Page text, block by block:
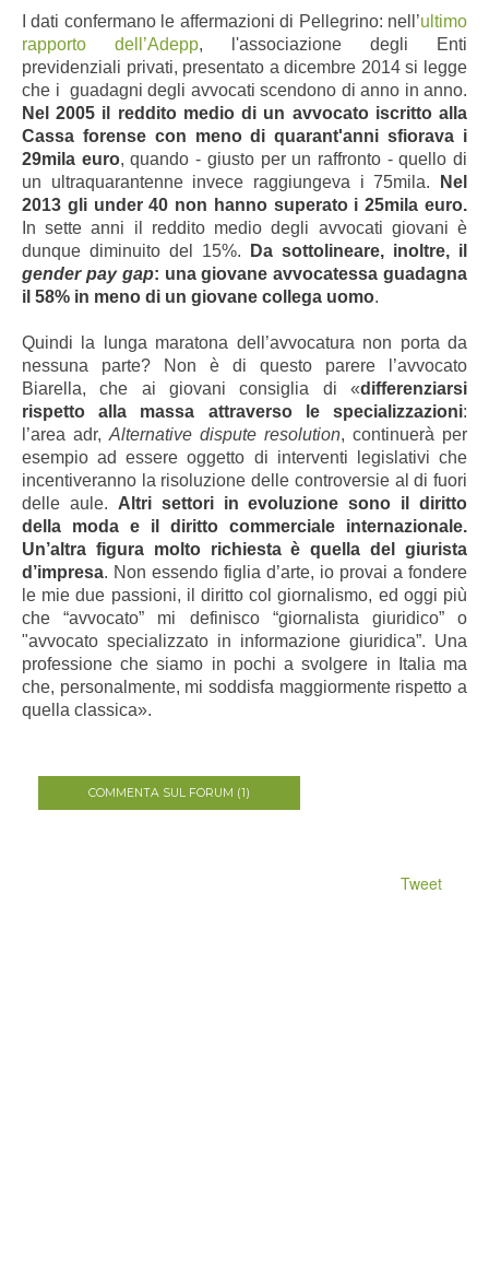
I dati confermano le affermazioni di Pellegrino: nell’ultimo
rapporto dell’Adepp, l'associazione degli Enti
previdenziali privati, presentato a dicembre 2014 si legge
che i guadagni degli avvocati scendono di anno in anno.
Nel 2005 il reddito medio di un avvocato iscritto alla
Cassa forense con meno di quarant'anni sfiorava i
29mila euro, quando - giusto per un raffronto - quello di
un ultraquarantenne invece raggiungeva i 75mila. Nel
2013 gli under 40 non hanno superato i 25mila euro.
In sette anni il reddito medio degli avvocati giovani è
dunque diminuito del 15%. Da sottolineare, inoltre, il
gender pay gap: una giovane avvocatessa guadagna
il 58% in meno di un giovane collega uomo.
Quindi la lunga maratona dell’avvocatura non porta da
nessuna parte? Non è di questo parere l’avvocato
Biarella, che ai giovani consiglia di «differenziarsi
rispetto alla massa attraverso le specializzazioni:
l’area adr, Alternative dispute resolution, continuerà per
esempio ad essere oggetto di interventi legislativi che
incentiveranno la risoluzione delle controversie al di fuori
delle aule. Altri settori in evoluzione sono il diritto
della moda e il diritto commerciale internazionale.
Un’altra figura molto richiesta è quella del giurista
d’impresa. Non essendo figlia d’arte, io provai a fondere
le mie due passioni, il diritto col giornalismo, ed oggi più
che “avvocato” mi definisco “giornalista giuridico” o
"avvocato specializzato in informazione giuridica”. Una
professione che siamo in pochi a svolgere in Italia ma
che, personalmente, mi soddisfa maggiormente rispetto a
quella classica».
COMMENTA SUL FORUM (1)
Tweet